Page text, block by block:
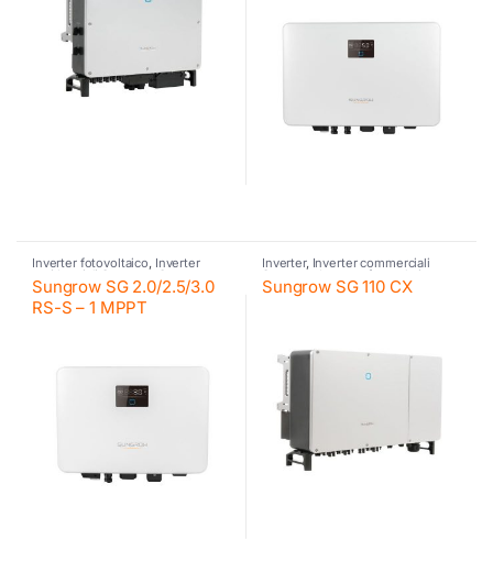
Inverter fotovoltaico, Inverter
residenziali Sungrow Sungrow
Sungrow SG 2.0/2.5/3.0
RS-S – 1 MPPT
Inverter, Inverter commerciali
Sungrow Inverter fotovoltaico
Sungrow
Sungrow SG 110 CX